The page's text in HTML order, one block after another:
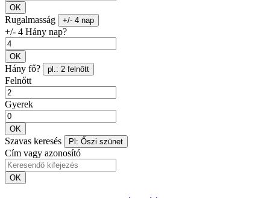
OK
Rugalmasság +/- 4 nap
+/- 4 Hány nap?
OK
Hány fő? pl.: 2 felnőtt
Felnőtt
Gyerek
OK
Szavas keresés Pl: Őszi szünet
Cím vagy azonosító
OK